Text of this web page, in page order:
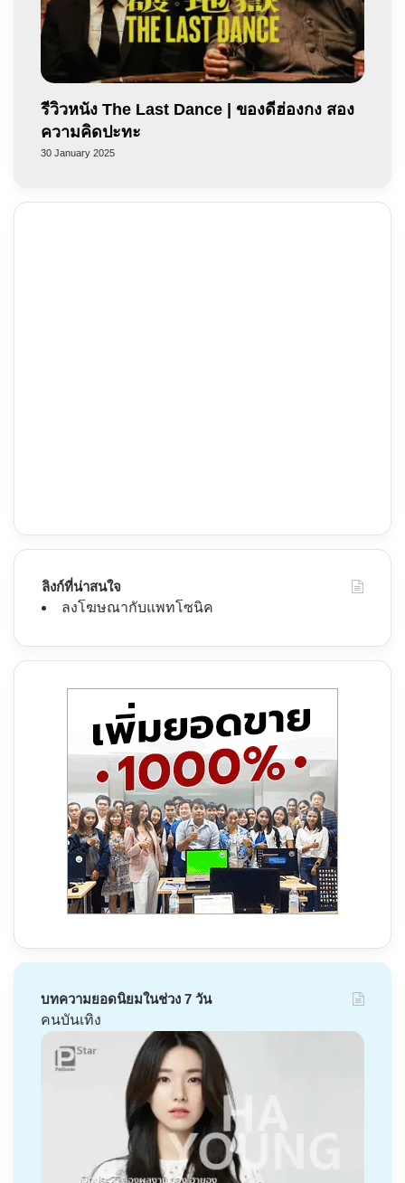
รีวิวหนัง The Last Dance | ของดีฮ่องกง สอง
ความคิดปะทะ
30 January 2025
ลิงก์ที่น่าสนใจ
ลงโฆษณากับแพทโซนิค
บทความยอดนิยมในช่วง 7 วัน
คนบันเทิง